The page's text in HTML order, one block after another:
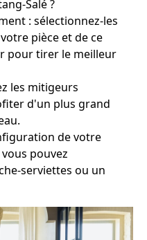
Salé ?
: sélectionnez-les
pièce et de ce
pour tirer le meilleur
les mitigeurs
d'un plus grand
de votre
pouvez
serviettes ou un